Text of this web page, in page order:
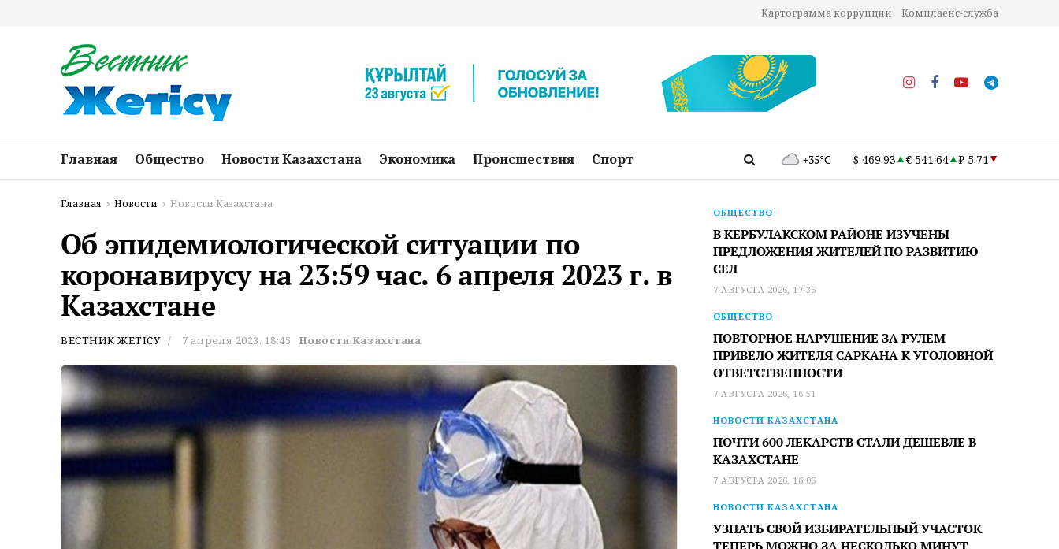
Картограмма коррупции Комплаенс-служба
Главная Общество Новости Казахстана Экономика Происшествия Спорт +35°C $ 469.93 € 541.64 ₽ 5.71
Главная Новости Новости Казахстана
Об эпидемиологической ситуации по
коронавирусу на 23:59 час. 6 апреля 2023 г. в
Казахстане
ВЕСТНИК ЖЕТІСУ 7 апреля 2023, 18:45 Новости Казахстана
ОБЩЕСТВО
В КЕРБУЛАКСКОМ РАЙОНЕ ИЗУЧЕНЫ
ПРЕДЛОЖЕНИЯ ЖИТЕЛЕЙ ПО РАЗВИТИЮ
СЕЛ
7 АВГУСТА 2026, 17:36
ОБЩЕСТВО
ПОВТОРНОЕ НАРУШЕНИЕ ЗА РУЛЕМ
ПРИВЕЛО ЖИТЕЛЯ САРКАНА К УГОЛОВНОЙ
ОТВЕТСТВЕННОСТИ
7 АВГУСТА 2026, 16:51
НОВОСТИ КАЗАХСТАНА
ПОЧТИ 600 ЛЕКАРСТВ СТАЛИ ДЕШЕВЛЕ В
КАЗАХСТАНЕ
7 АВГУСТА 2026, 16:06
НОВОСТИ КАЗАХСТАНА
УЗНАТЬ СВОЙ ИЗБИРАТЕЛЬНЫЙ УЧАСТОК